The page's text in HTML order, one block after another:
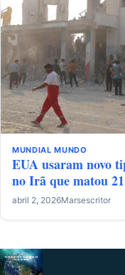
MUNDIAL MUNDO
EUA usaram novo
no Irã que matou
abril 2, 2026Marsescritor